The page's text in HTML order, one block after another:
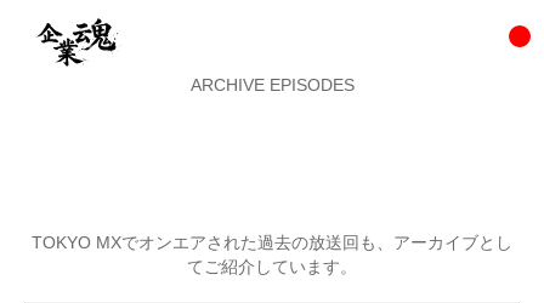
ARCHIVE EPISODES
TOKYO MXでオンエアされた過去の放送回も、アーカイブとし
てご紹介しています。